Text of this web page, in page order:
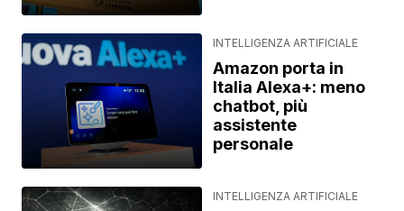
INTELLIGENZA ARTIFICIALE
Amazon porta in
Italia Alexa+: meno
chatbot, più
assistente
personale
INTELLIGENZA ARTIFICIALE